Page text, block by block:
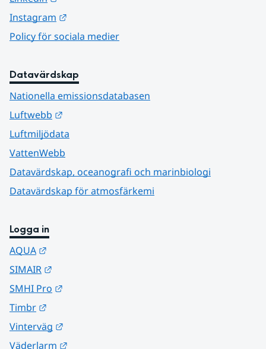
Instagram
Policy för sociala medier
Datavärdskap
Nationella emissionsdatabasen
Luftwebb
Luftmiljödata
VattenWebb
Datavärdskap, oceanografi och marinbiologi
Datavärdskap för atmosfärkemi
Logga in
AQUA
SIMAIR
SMHI Pro
Timbr
Vinterväg
Väderlarm